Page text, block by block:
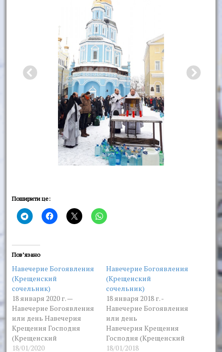
Поширити це:
Пов’язано
Навечерие Богоявления
(Крещенский
сочельник)
18 января 2020 г. —
Навечерие Богоявления
или день Навечерия
Крещения Господня
(Крещенский
сочельник). Слово
18/01/2020
Навечерие Богоявления
(Крещенский
сочельник)
18 января 2018 г. -
Навечерие Богоявления
или день
Навечерия Крещения
Господня (Крещенский
сочельник).
18/01/2018